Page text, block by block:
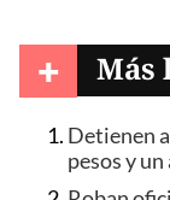
+ Más
Detienen
pesos y